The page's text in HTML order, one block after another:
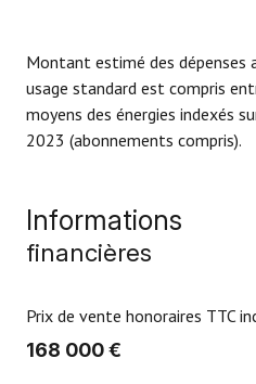
Montant estimé des dépenses
usage standard est compris
moyens des énergies indexés
2023 (abonnements compris).
Informations
financières
Prix de vente honoraires TTC
168 000 €